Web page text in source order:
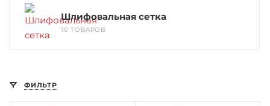
Шлифовальная сетка
10 ТОВАРОВ
ФИЛЬТР